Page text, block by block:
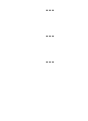
---
---
---